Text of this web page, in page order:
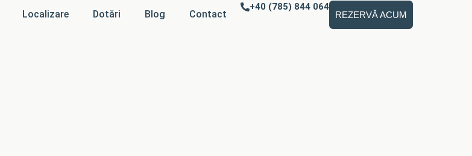
Localizare Dotări Blog Contact
+40 (785) 844 064
REZERVĂ ACUM